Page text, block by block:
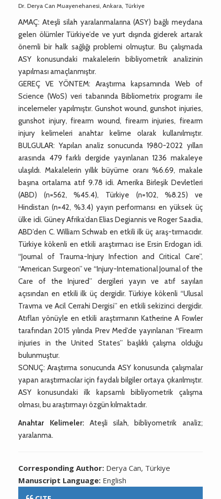
Dr. Derya Can Muayenehanesi, Ankara, Türkiye
AMAÇ: Ateşli silah yaralanmalarına (ASY) bağlı meydana
gelen ölümler Türkiye’de ve yurt dışında giderek artarak
önemli bir halk sağlığı problemi olmuştur. Bu çalışmada
ASY konusundaki makalelerin bibliyometrik analizinin
yapılması amaçlanmıştır.
GEREÇ VE YÖNTEM: Araştırma kapsamında Web of
Science (WoS) veri tabanında Bibliometrix programı ile
incelemeler yapılmıştır. Gunshot wound, gunshot injuries,
gunshot injury, firearm wound, firearm injuries, firearm
injury kelimeleri anahtar kelime olarak kullanılmıştır.
BULGULAR: Yapılan analiz sonucunda 1980-2022 yılları
arasında 479 farklı dergide yayınlanan 1236 makaleye
ulaşıldı. Makalelerin yıllık büyüme oranı %6.69, makale
başına ortalama atıf 9.78 idi. Amerika Birleşik Devletleri
(ABD) (n=562, %45.4), Türkiye (n=102, %8.25) ve
Hindistan (n=42, %3.4) yayın performansı en yüksek üç
ülke idi. Güney Afrika’dan Elias Degiannis ve Roger Saadia,
ABD’den C. William Schwab en etkili ilk üç araş-tırmacıdır.
Türkiye kökenli en etkili araştırmacı ise Ersin Erdogan idi.
“Journal of Trauma-Injury Infection and Critical Care”,
“American Surgeon” ve “Injury-International Journal of the
Care of the Injured” dergileri yayın ve atıf sayıları
açısından en etkili ilk üç dergidir. Türkiye kökenli “Ulusal
Travma ve Acil Cerrahi Dergisi” en etkili sekizinci dergidir.
Atıfları yönüyle en etkili araştırmanın Katherine A Fowler
tarafından 2015 yılında Prev Med’de yayınlanan “Firearm
injuries in the United States” başlıklı çalışma olduğu
bulunmuştur.
SONUÇ: Araştırma sonucunda ASY konusunda çalışmalar
yapan araştırmacılar için faydalı bilgiler ortaya çıkarılmıştır.
ASY konusundaki ilk kapsamlı bibliyometrik çalışma
olması, bu araştırmayı özgün kılmaktadır.
Anahtar Kelimeler: Ateşli silah, bibliyometrik analiz;
yaralanma.
Corresponding Author: Derya Can, Türkiye
Manuscript Language: English